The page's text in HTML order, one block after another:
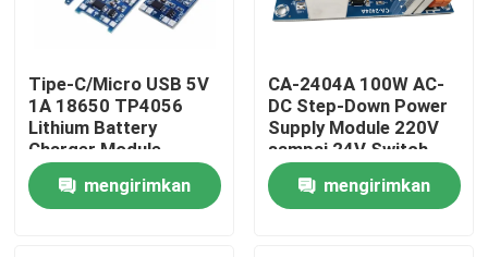
Beranda
Produk
Tipe-C/Micro USB 5V
1A 18650 TP4056
Lithium Battery
Charger Module
Dengan Perlindungan
dan Fungsi Ganda
mengirimkan
CA-2404A 100W AC-
DC Step-Down Power
Supply Module 220V
sampai 24V Switch
Power Supply
mengirimkan